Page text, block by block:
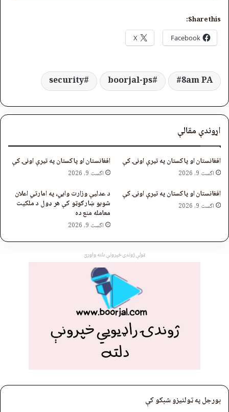
Share this:
Facebook
X
8am PA
boorjal-ps
security
اړوندې مقالې
افغانستان او پاکستان په تیرې اونۍ کې
اگست 9, 2026
افغانستان او پاکستان په تیرې اونۍ کې
اگست 9, 2026
افغانستان او پاکستان په تیرې اونۍ کې
اگست 9, 2026
د عدلیې وزارت وایي، په امارتي اعلان
شویو ښارګوټو کې هر ډول د ملکیت
معامله منع ده
اگست 9, 2026
ټولې ژوندۍ خپرونې دلته واورئ
بورجل په ټولنیزو شبکو کې